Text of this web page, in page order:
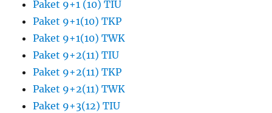
Paket 9+1 (10) TIU
Paket 9+1(10) TKP
Paket 9+1(10) TWK
Paket 9+2(11) TIU
Paket 9+2(11) TKP
Paket 9+2(11) TWK
Paket 9+3(12) TIU